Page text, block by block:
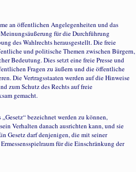
an öffentlichen Angelegenheiten und das
für die Durchführung
des Wahlrechts herausgestellt. Die freie
und politische Themen zwischen Bürgern,
Bedeutung. Dies setzt eine freie Presse und
Fragen zu äußern und die öffentliche
Die Vertragsstaaten werden auf die Hinweise
zum Schutz des Rechts auf freie
gemacht.
bezeichnet werden zu können,
Verhalten danach ausrichten kann, und sie
Gesetz darf denjenigen, die mit seiner
für die Einschränkung der